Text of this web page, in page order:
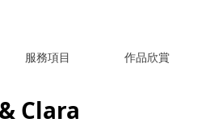
服務項目 作品欣賞
Clara